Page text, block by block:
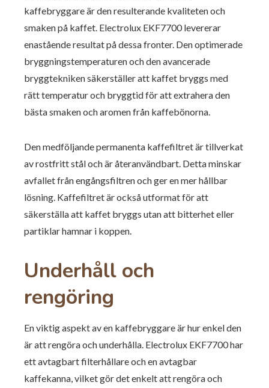
kaffebryggare är den resulterande kvaliteten och
smaken på kaffet. Electrolux EKF7700 levererar
enastående resultat på dessa fronter. Den optimerade
bryggningstemperaturen och den avancerade
bryggtekniken säkerställer att kaffet bryggs med
rätt temperatur och bryggtid för att extrahera den
bästa smaken och aromen från kaffebönorna.
Den medföljande permanenta kaffefiltret är tillverkat
av rostfritt stål och är återanvändbart. Detta minskar
avfallet från engångsfiltren och ger en mer hållbar
lösning. Kaffefiltret är också utformat för att
säkerställa att kaffet bryggs utan att bitterhet eller
partiklar hamnar i koppen.
Underhåll och
rengöring
En viktig aspekt av en kaffebryggare är hur enkel den
är att rengöra och underhålla. Electrolux EKF7700 har
ett avtagbart filterhållare och en avtagbar
kaffekanna, vilket gör det enkelt att rengöra och